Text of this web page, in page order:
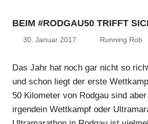
BEIM #RODGAU50 TRIFFT
30. Januar 2017 Running Rob
Das Jahr hat noch gar nicht so
und schon liegt der erste
50 Kilometer von Rodgau sind
irgendein Wettkampf oder